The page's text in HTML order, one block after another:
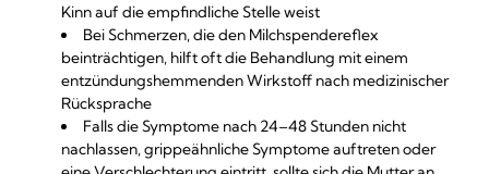
Kinn auf die empfindliche Stelle weist
Bei Schmerzen, die den Milchspendereflex
beinträchtigen, hilft oft die Behandlung mit einem
entzündungshemmenden Wirkstoff nach medizinischer
Rücksprache
Falls die Symptome nach 24–48 Stunden nicht
nachlassen, grippeähnliche Symptome auftreten oder